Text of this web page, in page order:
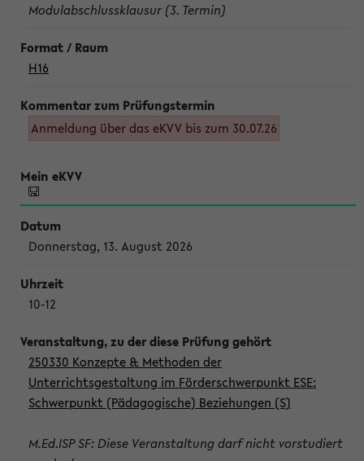
Modulabschlussklausur (3. Termin)
H16
Anmeldung über das eKVV bis zum 30.07.26
Donnerstag, 13. August 2026
10-12
250330 Konzepte & Methoden der
Unterrichtsgestaltung im Förderschwerpunkt ESE:
Schwerpunkt (Pädagogische) Beziehungen (S)
M.Ed.ISP SF: Diese Veranstaltung darf nicht vorstudiert